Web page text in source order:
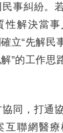
事糾紛。
性解決當
立“先解民
”的工作思
，打通協
互聯網醫